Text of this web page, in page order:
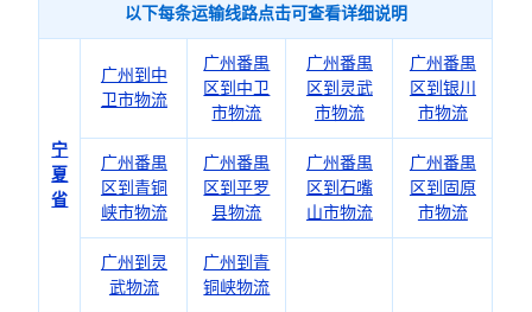
以下每条运输线路点击可查看详细说明
宁
夏
省
广州到中
卫市物流
广州番禺
区到中卫
市物流
广州番禺
区到灵武
市物流
广州番禺
区到银川
市物流
广州番禺
区到青铜
峡市物流
广州番禺
区到平罗
县物流
广州番禺
区到石嘴
山市物流
广州番禺
区到固原
市物流
广州到灵
武物流
广州到青
铜峡物流